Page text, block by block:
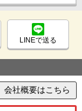
LINEで送る
会社概要はこちら